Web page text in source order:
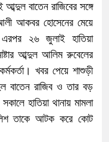
বাতেন রাজিবের সঙ্গে
আকবর হোসেনের মেয়ে
২৬ জুলাই হাতিয়া
আব্দুল আলিম রুবেলের
খবর পেয়ে শাশুড়ী
বাতেন রাজিব ও তার বড়
হাতিয়া থানায় মামলা
তাকে আটক করে কোট